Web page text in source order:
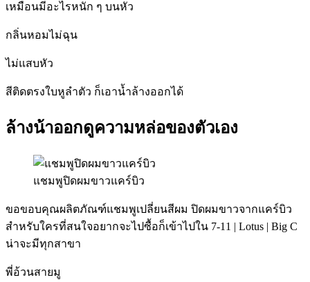
เหมือนมีอะไรหนัก ๆ บนหัว
กลิ่นหอมไม่ฉุน
ไม่แสบหัว
สีติดตรงใบหูลำตัว ก็เอาน้ำล้างออกได้
ล้างน้าออกดูความหล่อของตัวเอง
แชมพูปิดผมขาวแคร์บิว
ขอขอบคุณผลิตภัณฑ์แชมพูเปลี่ยนสีผม ปิดผมขาวจากแคร์บิว
สำหรับใครที่สนใจอยากจะไปซื้อก็เข้าไปใน 7-11 | Lotus | Big C
น่าจะมีทุกสาขา
พี่อ้วนสายมู